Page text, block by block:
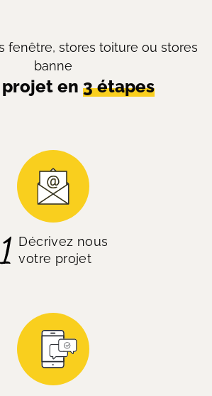
fenêtre, stores toiture ou stores
banne
en 3 étapes
Décrivez nous
votre projet